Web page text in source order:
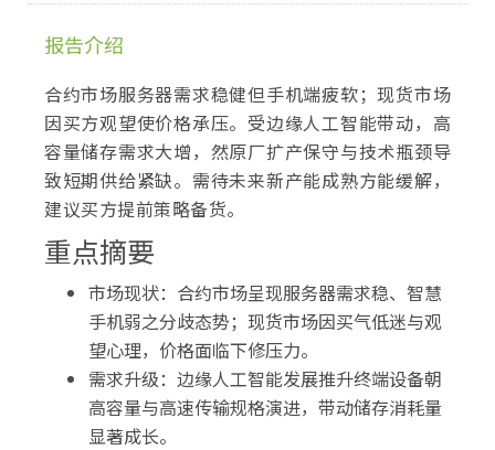
报告介绍
合约市场服务器需求稳健但手机端疲软；现货市场
因买方观望使价格承压。受边缘人工智能带动，高
容量储存需求大增，然原厂扩产保守与技术瓶颈导
致短期供给紧缺。需待未来新产能成熟方能缓解，
建议买方提前策略备货。
重点摘要
市场现状：合约市场呈现服务器需求稳、智慧
手机弱之分歧态势；现货市场因买气低迷与观
望心理，价格面临下修压力。
需求升级：边缘人工智能发展推升终端设备朝
高容量与高速传输规格演进，带动储存消耗量
显著成长。